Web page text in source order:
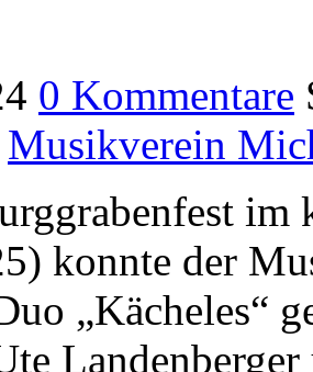
0 Kommentare
Musikverein
im
konnte der
„Kächeles“